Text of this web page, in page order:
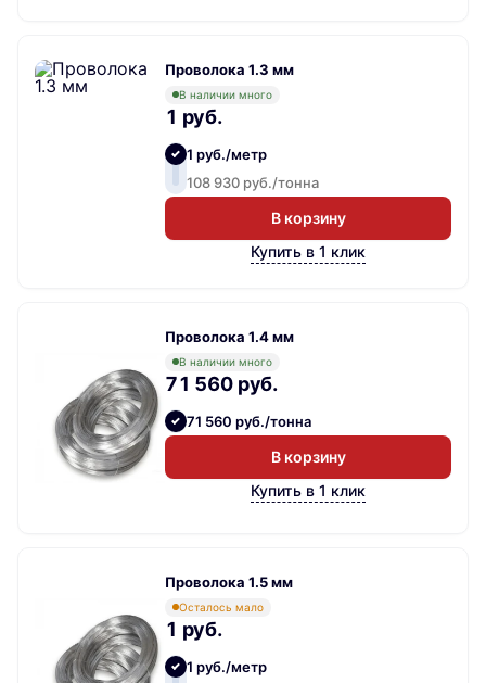
Проволока 1.3 мм
В наличии много
1 руб.
1 руб./метр
108 930 руб./тонна
В корзину
Купить в 1 клик
Проволока 1.4 мм
В наличии много
71 560 руб.
71 560 руб./тонна
В корзину
Купить в 1 клик
Проволока 1.5 мм
Осталось мало
1 руб.
1 руб./метр